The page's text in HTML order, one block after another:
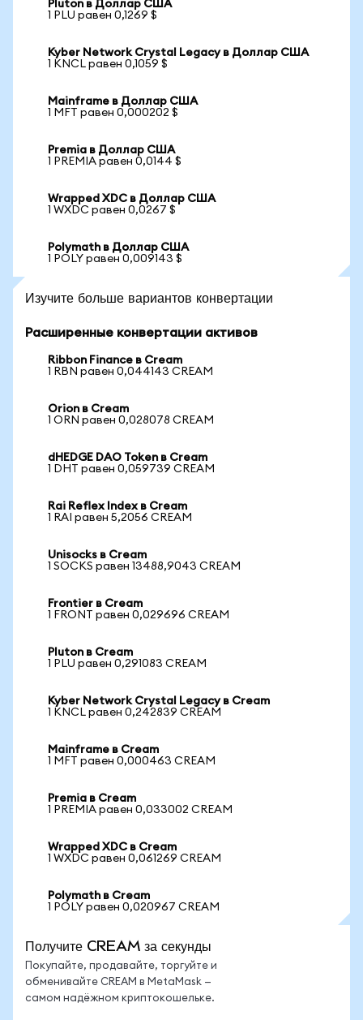
Pluton в Доллар США
1 PLU равен 0,1269 $
Kyber Network Crystal Legacy в Доллар США
1 KNCL равен 0,1059 $
Mainframe в Доллар США
1 MFT равен 0,000202 $
Premia в Доллар США
1 PREMIA равен 0,0144 $
Wrapped XDC в Доллар США
1 WXDC равен 0,0267 $
Polymath в Доллар США
1 POLY равен 0,009143 $
Изучите больше вариантов конвертации
Расширенные конвертации активов
Ribbon Finance в Cream
1 RBN равен 0,044143 CREAM
Orion в Cream
1 ORN равен 0,028078 CREAM
dHEDGE DAO Token в Cream
1 DHT равен 0,059739 CREAM
Rai Reflex Index в Cream
1 RAI равен 5,2056 CREAM
Unisocks в Cream
1 SOCKS равен 13488,9043 CREAM
Frontier в Cream
1 FRONT равен 0,029696 CREAM
Pluton в Cream
1 PLU равен 0,291083 CREAM
Kyber Network Crystal Legacy в Cream
1 KNCL равен 0,242839 CREAM
Mainframe в Cream
1 MFT равен 0,000463 CREAM
Premia в Cream
1 PREMIA равен 0,033002 CREAM
Wrapped XDC в Cream
1 WXDC равен 0,061269 CREAM
Polymath в Cream
1 POLY равен 0,020967 CREAM
Получите CREAM за секунды
Покупайте, продавайте, торгуйте и
обменивайте CREAM в MetaMask —
самом надёжном криптокошельке.